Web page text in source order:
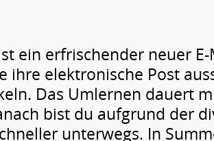
ein erfrischender neuer
ihre elektronische Post
Das Umlernen dauert
bist du aufgrund der
unterwegs. In